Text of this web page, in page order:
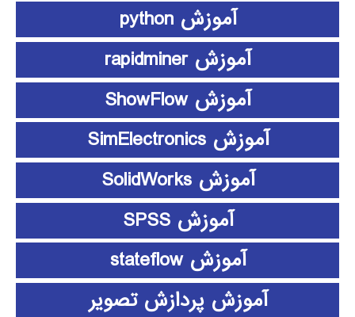
آموزش python
آموزش rapidminer
آموزش ShowFlow
آموزش SimElectronics
آموزش SolidWorks
آموزش SPSS
آموزش stateflow
آموزش پردازش تصویر